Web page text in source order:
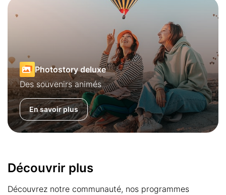
Photostory deluxe
Des souvenirs animés
En savoir plus
Découvrir plus
Découvrez notre communauté, nos programmes